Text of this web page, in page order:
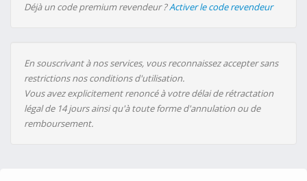
Déjà un code premium revendeur ?Activer le code revendeur
En souscrivant à nos services, vous reconnaissez accepter sans
restrictions nos conditions d'utilisation.
Vous avez explicitement renoncé à votre délai de rétractation
légal de 14 jours ainsi qu'à toute forme d'annulation ou de
remboursement.